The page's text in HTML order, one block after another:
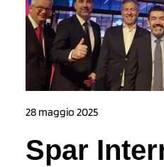
28 maggio 2025
Spar